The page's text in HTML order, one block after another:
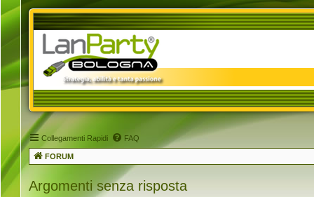
Collegamenti Rapidi FAQ
FORUM
Argomenti senza risposta